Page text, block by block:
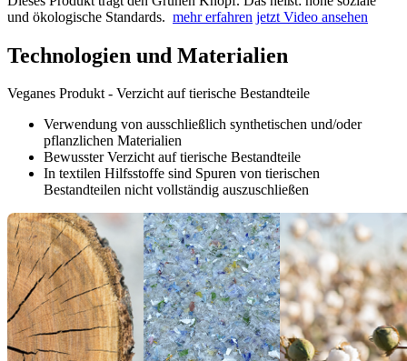
und ökologische Standards. mehr erfahren jetzt Video ansehen
Technologien und Materialien
Veganes Produkt - Verzicht auf tierische Bestandteile
Verwendung von ausschließlich synthetischen und/oder
pflanzlichen Materialien
Bewusster Verzicht auf tierische Bestandteile
In textilen Hilfsstoffe sind Spuren von tierischen
Bestandteilen nicht vollständig auszuschließen